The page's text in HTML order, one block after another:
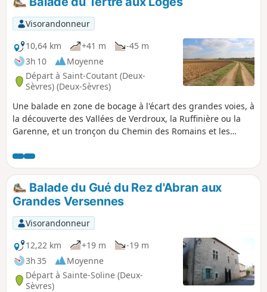
démarrer le jeu (gratuit, pas
d'inscription ni d'application à
télécharger). Vous pouvez choisir le
parcours "adulte" ou le parcours "adulte
+ enfant" (avec en plus des questions à
destination des enfants de 6 à 11 ans).
La description ci-dessous fait
"adulte".
Visorandonneur
10,64 km
+41 m
-45 m
3h 10
Moyenne
Départ à Saint-Coutant (Deux-
Sèvres) (Deux-Sèvres)
Une balade en zone de bocage à l'écart des grandes voies, à
la découverte des Vallées de Verdroux, la Ruffinière ou la
Garenne, et un tronçon du Chemin des Romains et les
bel aperçu du bâti traditionnel.
Balade du Gué du Rez d'Abran aux
Grandes Versennes
Visorandonneur
12,22 km
+19 m
-19 m
3h 35
Moyenne
Départ à Sainte-Soline (Deux-
Sèvres)